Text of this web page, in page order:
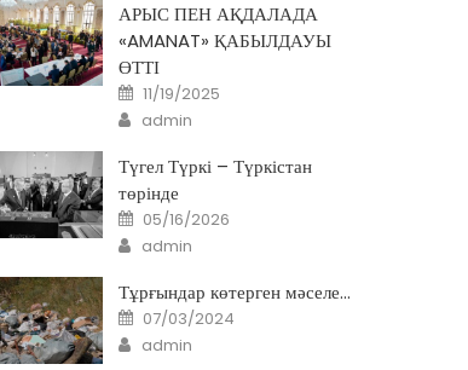
АРЫС ПЕН АҚДАЛАДА
«AMANAT» ҚАБЫЛДАУЫ
ӨТТІ
Posted
on
11/19/2025
Author
admin
Түгел Түркі – Түркістан
төрінде
Posted
on
05/16/2026
Author
admin
Тұрғындар көтерген мәселе…
Posted
on
07/03/2024
Author
admin